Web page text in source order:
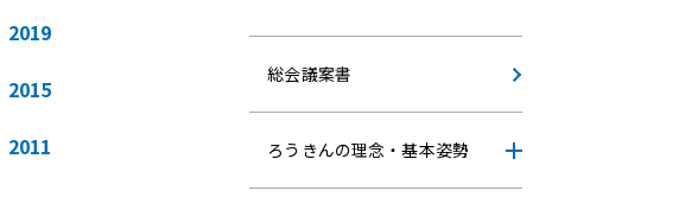
2019
2015
2011
総会議案書
ろうきんの理念・基本姿勢